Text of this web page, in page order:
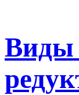
Виды